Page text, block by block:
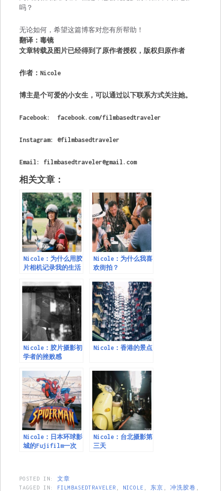
吗？
无论如何，希望这篇博客对您有所帮助！
翻译：毒镜
文章转载及图片已经得到了原作者授权，版权归原作者
作者：Nicole
博主是个可爱的小女生，可以通过以下联系方式关注她。
Facebook: facebook.com/filmbasedtraveler
Instagram: @filmbasedtraveler
Email: filmbasedtraveler@gmail.com
相关文章：
Nicole：为什么用胶
片相机记录我的生活
Nicole：为什么我喜
欢街拍？
Nicole：胶片摄影初
学者的挫败感
Nicole：香港的景点
Nicole：日本环球影
城的Fujifilm一次
Nicole：台北摄影第
三天
POSTED IN: 文章
TAGGED IN: FILMBASEDTRAVELER NICOLE 东京 冲洗胶卷